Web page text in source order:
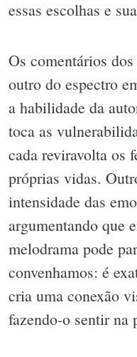
essas escolhas e
Os comentários
outro do espectro
a habilidade da
toca as
cada reviravolta os
próprias vidas.
intensidade das
argumentando que
melodrama pode
convenhamos: é
cria uma conexão
fazendo-o sentir na